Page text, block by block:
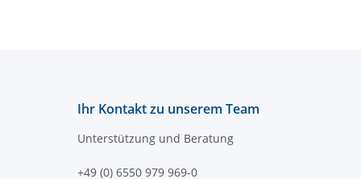
Ihr Kontakt zu unserem Team
Unterstützung und Beratung
+49 (0) 6550 979 969-0